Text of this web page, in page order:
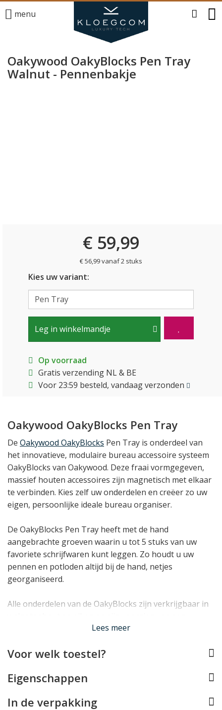
menu
Oakywood OakyBlocks Pen Tray
Walnut - Pennenbakje
€ 59,99
€ 56,99 vanaf 2 stuks
Kies uw variant:
Leg in winkelmandje
Op voorraad
Gratis verzending NL & BE
Voor 23:59 besteld, vandaag verzonden
Oakywood OakyBlocks Pen Tray
De Oakywood OakyBlocks Pen Tray is onderdeel van
het innovatieve, modulaire bureau accessoire systeem
OakyBlocks van Oakywood. Deze fraai vormgegeven,
massief houten accessoires zijn magnetisch met elkaar
te verbinden. Kies zelf uw onderdelen en creëer zo uw
eigen, persoonlijke ideale bureau organiser.
De OakyBlocks Pen Tray heeft met de hand
aangebrachte groeven waarin u tot 5 stuks van uw
favoriete schrijfwaren kunt leggen. Zo houdt u uw
pennen en potloden altijd bij de hand, netjes
georganiseerd.
Alle onderdelen van de OakyBlocks zijn verkrijgbaar in
onderzijde van natuurlijk kurk zodat ze stabiel staan en
voor een fraai, matchend geheel, of mix de
Lees meer
Voor welk toestel?
Eigenschappen
In de verpakking